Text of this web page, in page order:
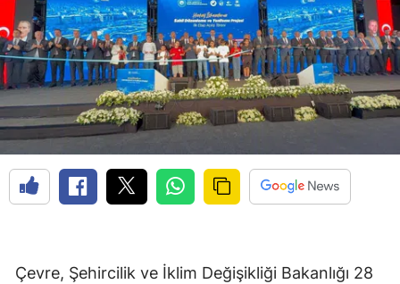
Çevre, Şehircilik ve İklim Değişikliği Bakanlığı 28